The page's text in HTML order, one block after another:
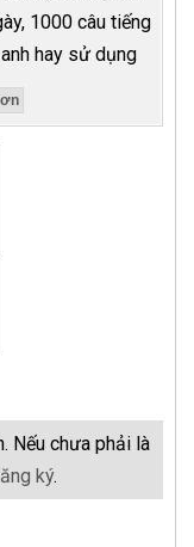
1000 câu tiếng
hay sử dụng
Nếu chưa phải là
ký.